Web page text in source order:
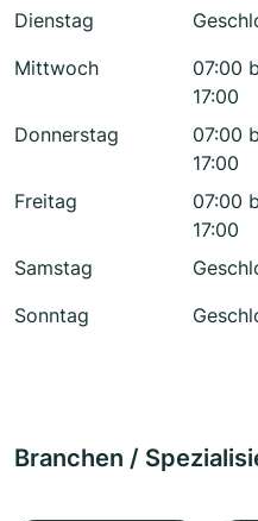
Dienstag
Mittwoch
07:00
17:00
Donnerstag
07:00
17:00
Freitag
07:00
17:00
Samstag
Sonntag
Branchen /